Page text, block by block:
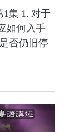
集 1. 对于
如何入手
否仍旧停